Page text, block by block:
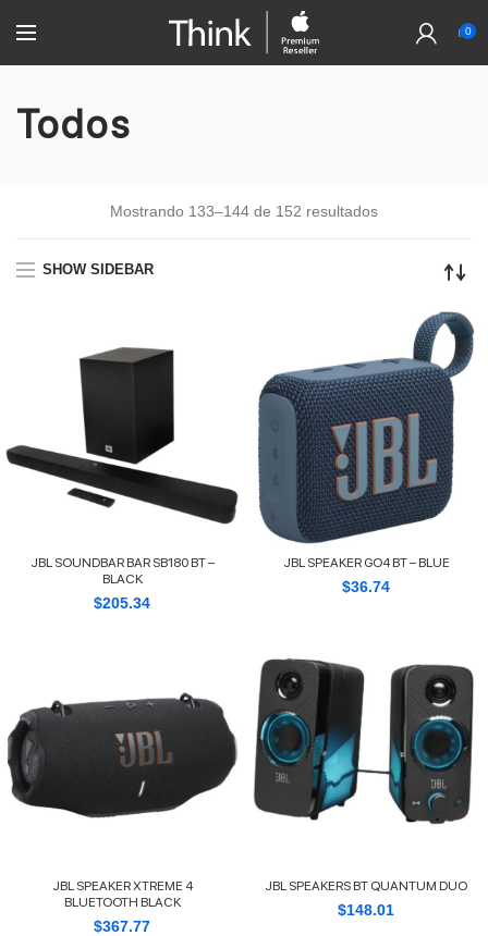
0
Todos
Mostrando 133–144 de 152 resultados
SHOW SIDEBAR
JBL SOUNDBAR BAR SB180 BT –
BLACK
$205.34
JBL SPEAKER GO4 BT – BLUE
$36.74
JBL SPEAKER XTREME 4
BLUETOOTH BLACK
$367.77
JBL SPEAKERS BT QUANTUM DUO
$148.01